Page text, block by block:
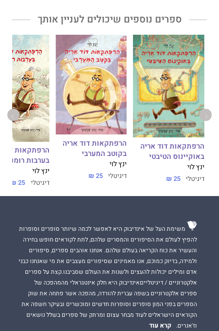
ספרים נוספים שיכולים לעניין אותך
הרפתקאות דוד אריה
באוקיינוס הטיבטי
ינץ לוי
דיגיטלי 25 ₪
הרפתקאות דוד אריה
בקוטב המערבי
ינץ לוי
דיגיטלי 25 ₪
הרפתקאות דוד
בערבות רומניה
ינץ לוי
דיגיטלי 25 ₪
משימת העל של אינדיבוק היא לאפשר לכמה שיותר סופרים וסופרות
להפיץ לעולם את הסיפורים והמסרים שלהם, לתת לקוראים חופש בחירה
והעשיר את כוח הקריאה בעולם שלהם. אנחנו אוהבים ספרים, סיפורים
ולמידה, בדיוק כמוכם, אנו מאמינים שסיפורים מעצבים את מי שאנחנו כבני
אדם ומילים יכולות להעצים ולשנות את העולם שסביבנו.קצת על ספרים
אלקטרוניים / דיגיטלייםאינדיבוק היא חלק אינטגראלי מהמהפכה של
ספרים אלקטרוניים בשפה עברית להורדה, מהפכה אשר פתחה את שוק
הספרים בפני המון סופרים וסופרות חדשים ומוכשרים ובעיקר חשפה את
הקוראים הישראלים לעוד מבחר עצום ומרתק של ספרים בשלל נושאים
וז'אנרים.
קרא עוד